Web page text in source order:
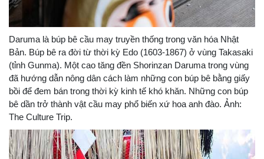
Daruma là búp bê cầu may truyền thống trong văn hóa Nhật
Bản. Búp bê ra đời từ thời kỳ Edo (1603-1867) ở vùng Takasaki
(tỉnh Gunma). Một cao tăng đền Shorinzan Daruma trong vùng
đã hướng dẫn nông dân cách làm những con búp bê bằng giấy
bồi để đem bán trong thời kỳ kinh tế khó khăn. Những con búp
bê dần trở thành vật cầu may phổ biến xứ hoa anh đào. Ảnh:
The Culture Trip.